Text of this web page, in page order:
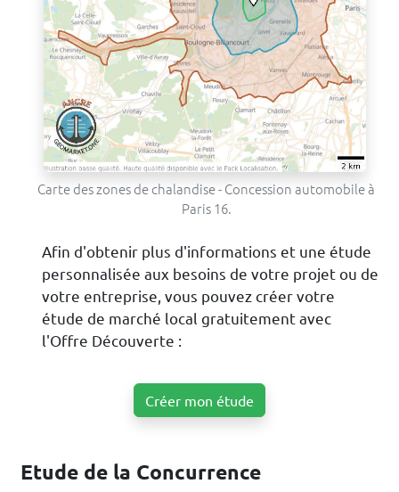
Carte des zones de chalandise - Concession automobile à
Paris 16.
Afin d'obtenir plus d'informations et une étude
personnalisée aux besoins de votre projet ou de
votre entreprise, vous pouvez créer votre
étude de marché local gratuitement avec
l'Offre Découverte :
Créer mon étude
Etude de la Concurrence